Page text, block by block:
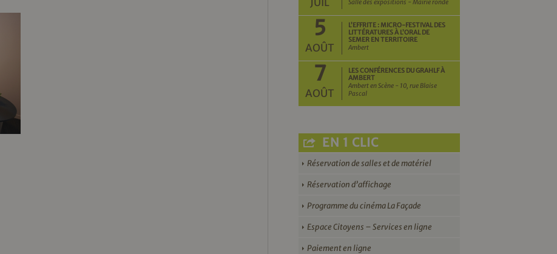
Salle des expositions - Mairie ronde
5
AOÛT
L’EFFRITE : MICRO-FESTIVAL DES
LITTÉRATURES À L’ORAL DE
SEMER EN TERRITOIRE
Ambert
7
AOÛT
LES CONFÉRENCES DU GRAHLF À
AMBERT
Ambert en Scène - 10, rue Blaise
Pascal
EN 1 CLIC
Réservation de salles et de matériel
Réservation d’affichage
Programme du cinéma La Façade
Espace Citoyens – Services en ligne
Paiement en ligne